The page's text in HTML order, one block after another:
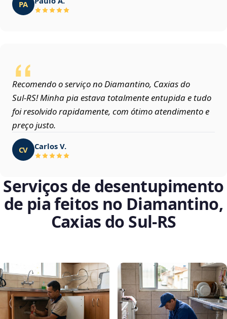
PA
Recomendo o serviço no Diamantino, Caxias do
Sul‑RS! Minha pia estava totalmente entupida e tudo
foi resolvido rapidamente, com ótimo atendimento e
preço justo.
CV Carlos V.
Serviços de desentupimento
de pia feitos no Diamantino,
Caxias do Sul‑RS